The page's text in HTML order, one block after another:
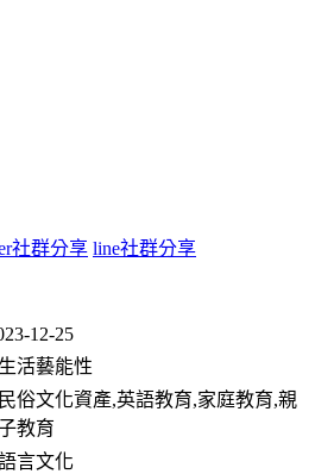
社群分享 line社群分享
12-25
生活藝能性
民俗文化資產,英語教育,家庭教育,親
教育
言文化